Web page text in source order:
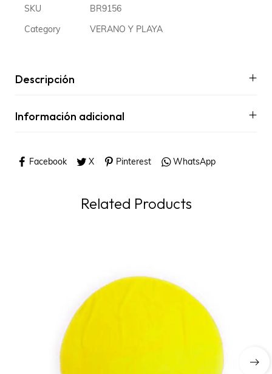
SKU BR9156
Category VERANO Y PLAYA
Descripción
Información adicional
Facebook X Pinterest WhatsApp
Related Products